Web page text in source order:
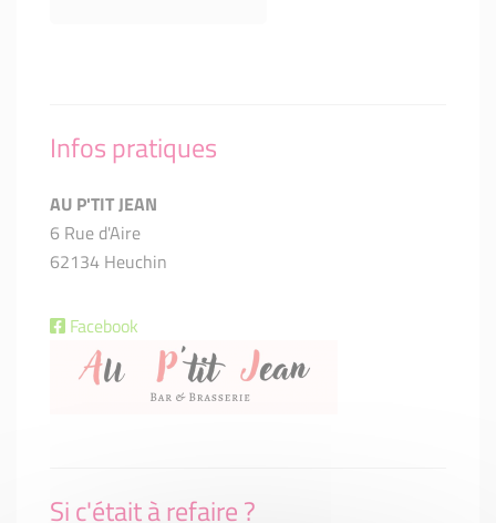
Infos pratiques
AU P'TIT JEAN
6 Rue d'Aire
62134 Heuchin
Facebook
Si c'était à refaire ?